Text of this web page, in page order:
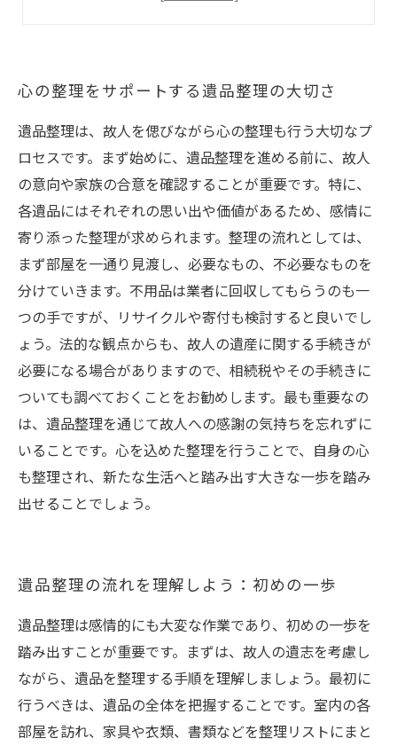
遺品整理を通じて新たな一歩を踏み出そう
心の整理をサポートする遺品整理の大切さ
遺品整理は、故人を偲びながら心の整理も行う大切なプ
ロセスです。まず始めに、遺品整理を進める前に、故人
の意向や家族の合意を確認することが重要です。特に、
各遺品にはそれぞれの思い出や価値があるため、感情に
寄り添った整理が求められます。整理の流れとしては、
まず部屋を一通り見渡し、必要なもの、不必要なものを
分けていきます。不用品は業者に回収してもらうのも一
つの手ですが、リサイクルや寄付も検討すると良いでし
ょう。法的な観点からも、故人の遺産に関する手続きが
必要になる場合がありますので、相続税やその手続きに
ついても調べておくことをお勧めします。最も重要なの
は、遺品整理を通じて故人への感謝の気持ちを忘れずに
いることです。心を込めた整理を行うことで、自身の心
も整理され、新たな生活へと踏み出す大きな一歩を踏み
出せることでしょう。
遺品整理の流れを理解しよう：初めの一歩
遺品整理は感情的にも大変な作業であり、初めの一歩を
踏み出すことが重要です。まずは、故人の遺志を考慮し
ながら、遺品を整理する手順を理解しましょう。最初に
行うべきは、遺品の全体を把握することです。室内の各
部屋を訪れ、家具や衣類、書類などを整理リストにまと